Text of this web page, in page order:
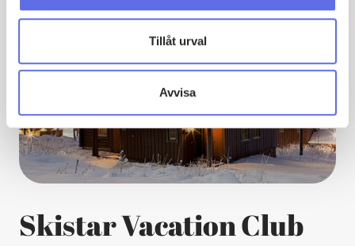
Tillåt urval
Avvisa
Skistar Vacation Club